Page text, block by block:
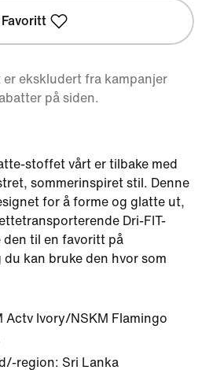
Favoritt
ekskludert fra kampanjer
på siden.
stoffet vårt er tilbake med
sommerinspiret stil. Denne
for å forme og glatte ut,
Dri-FIT-
til en favoritt på
kan bruke den hvor som
Actv Ivory/NSKM Flamingo
region: Sri Lanka